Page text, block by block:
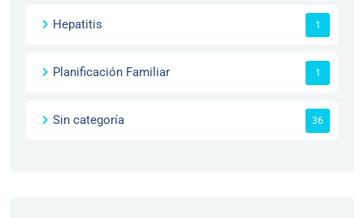
Hepatitis 1
Planificación Familiar 1
Sin categoría 36